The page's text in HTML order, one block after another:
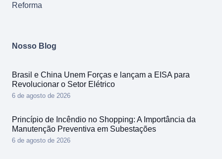
Reforma
Nosso Blog
Brasil e China Unem Forças e lançam a EISA para
Revolucionar o Setor Elétrico
6 de agosto de 2026
Princípio de Incêndio no Shopping: A Importância da
Manutenção Preventiva em Subestações
6 de agosto de 2026